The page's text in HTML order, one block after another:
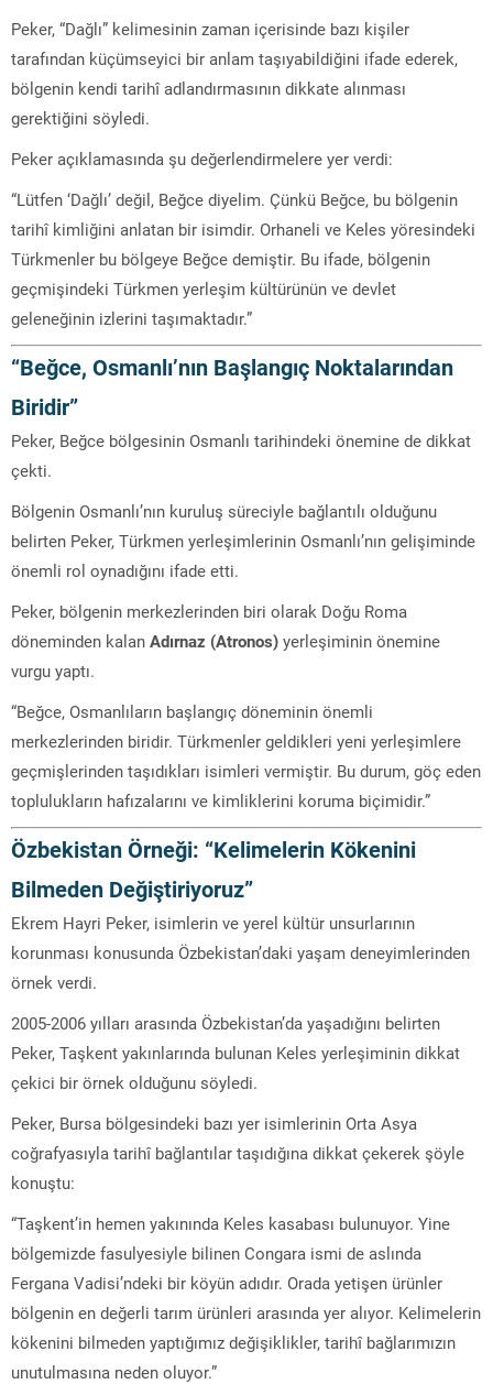
Peker, “Dağlı” kelimesinin zaman içerisinde bazı kişiler
tarafından küçümseyici bir anlam taşıyabildiğini ifade ederek,
bölgenin kendi tarihî adlandırmasının dikkate alınması
gerektiğini söyledi.
Peker açıklamasında şu değerlendirmelere yer verdi:
“Lütfen ‘Dağlı’ değil, Beğce diyelim. Çünkü Beğce, bu bölgenin
tarihî kimliğini anlatan bir isimdir. Orhaneli ve Keles yöresindeki
Türkmenler bu bölgeye Beğce demiştir. Bu ifade, bölgenin
geçmişindeki Türkmen yerleşim kültürünün ve devlet
geleneğinin izlerini taşımaktadır.”
“Beğce, Osmanlı’nın Başlangıç Noktalarından
Biridir”
Peker, Beğce bölgesinin Osmanlı tarihindeki önemine de dikkat
çekti.
Bölgenin Osmanlı’nın kuruluş süreciyle bağlantılı olduğunu
belirten Peker, Türkmen yerleşimlerinin Osmanlı’nın gelişiminde
önemli rol oynadığını ifade etti.
Peker, bölgenin merkezlerinden biri olarak Doğu Roma
döneminden kalan Adırnaz (Atronos) yerleşiminin önemine
vurgu yaptı.
“Beğce, Osmanlıların başlangıç döneminin önemli
merkezlerinden biridir. Türkmenler geldikleri yeni yerleşimlere
geçmişlerinden taşıdıkları isimleri vermiştir. Bu durum, göç eden
toplulukların hafızalarını ve kimliklerini koruma biçimidir.”
Özbekistan Örneği: “Kelimelerin Kökenini
Bilmeden Değiştiriyoruz”
Ekrem Hayri Peker, isimlerin ve yerel kültür unsurlarının
korunması konusunda Özbekistan’daki yaşam deneyimlerinden
örnek verdi.
2005-2006 yılları arasında Özbekistan’da yaşadığını belirten
Peker, Taşkent yakınlarında bulunan Keles yerleşiminin dikkat
çekici bir örnek olduğunu söyledi.
Peker, Bursa bölgesindeki bazı yer isimlerinin Orta Asya
coğrafyasıyla tarihî bağlantılar taşıdığına dikkat çekerek şöyle
konuştu:
“Taşkent’in hemen yakınında Keles kasabası bulunuyor. Yine
bölgemizde fasulyesiyle bilinen Congara ismi de aslında
Fergana Vadisi’ndeki bir köyün adıdır. Orada yetişen ürünler
bölgenin en değerli tarım ürünleri arasında yer alıyor. Kelimelerin
kökenini bilmeden yaptığımız değişiklikler, tarihî bağlarımızın
unutulmasına neden oluyor.”